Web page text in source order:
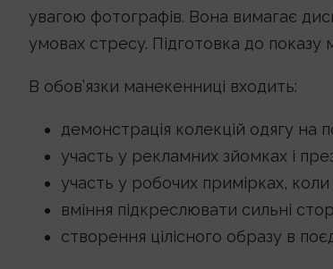
увагою фотографів. Вона вимагає
умовах стресу. Підготовка до показу
В обов’язки манекенниці входить:
демонстрація колекцій одягу на
участь у рекламних зйомках і
участь у робочих примірках, коли
вміння підкреслювати сильні
створення цілісного образу в